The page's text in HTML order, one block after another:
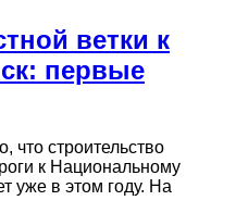
ветки к
первые
что строительство
к Национальному
уже в этом году. На